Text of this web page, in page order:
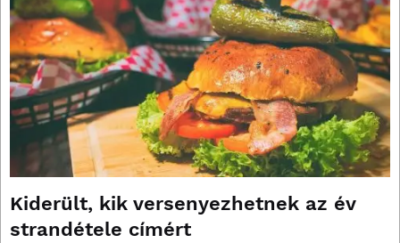
Kiderült, kik versenyezhetnek az év
strandétele címért